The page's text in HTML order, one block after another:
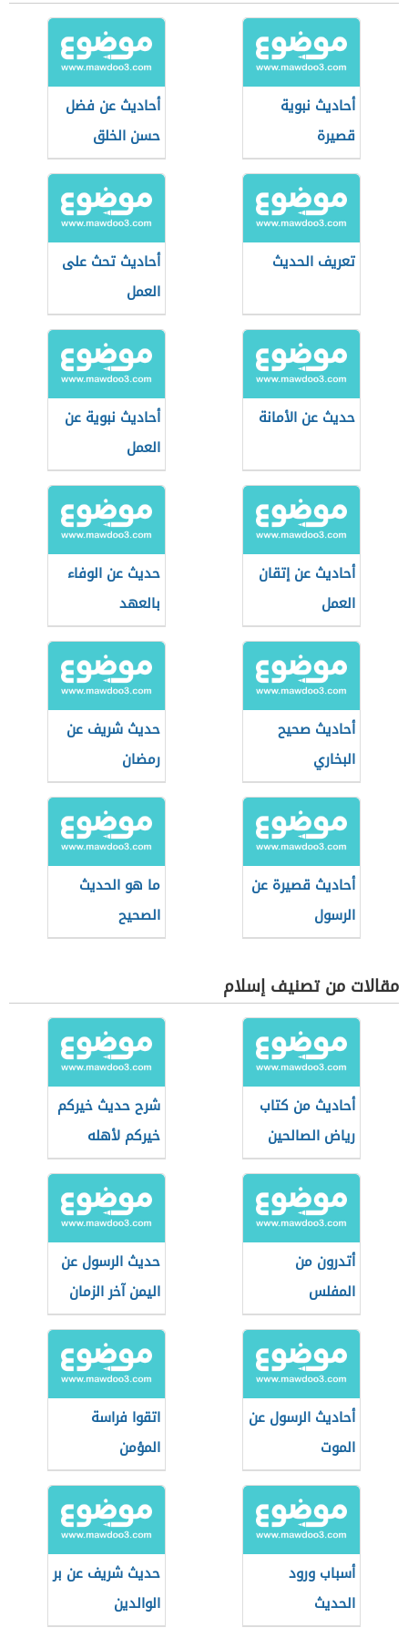
أحاديث نبوية
قصيرة
أحاديث عن فضل
حسن الخلق
تعريف الحديث
أحاديث تحث على
العمل
حديث عن الأمانة
أحاديث نبوية عن
العمل
أحاديث عن إتقان
العمل
حديث عن الوفاء
بالعهد
أحاديث صحيح
البخاري
حديث شريف عن
رمضان
أحاديث قصيرة عن
الرسول
ما هو الحديث
الصحيح
مقالات من تصنيف إسلام
أحاديث من كتاب
رياض الصالحين
شرح حديث خيركم
خيركم لأهله
أتدرون من
المفلس
حديث الرسول عن
اليمن آخر الزمان
أحاديث الرسول عن
الموت
اتقوا فراسة
المؤمن
أسباب ورود
الحديث
حديث شريف عن بر
الوالدين